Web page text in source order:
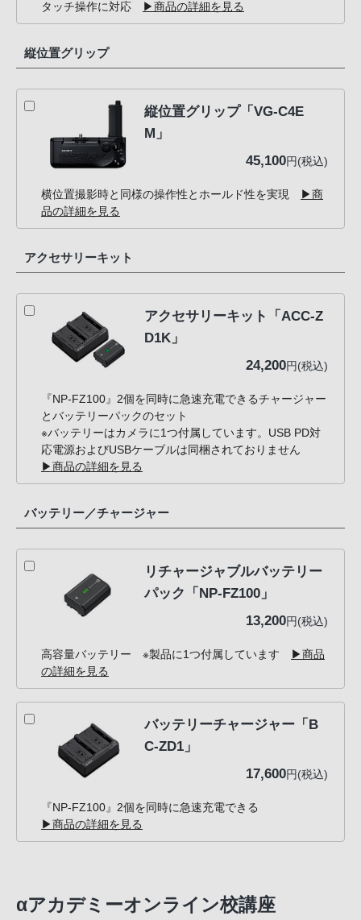
タッチ操作に対応 ▶商品の詳細を見る
縦位置グリップ
縦位置グリップ「VG-C4E
M」
45,100円(税込)
横位置撮影時と同様の操作性とホールド性を実現
▶商
品の詳細を見る
アクセサリーキット
アクセサリーキット「ACC-Z
D1K」
24,200円(税込)
『NP-FZ100』2個を同時に急速充電できるチャージャー
とバッテリーパックのセット
※バッテリーはカメラに1つ付属しています。USB PD対
応電源およびUSBケーブルは同梱されておりません
▶商品の詳細を見る
バッテリー／チャージャー
リチャージャブルバッテリー
パック「NP-FZ100」
13,200円(税込)
高容量バッテリー ※製品に1つ付属しています
▶商品
の詳細を見る
バッテリーチャージャー「B
C-ZD1」
17,600円(税込)
『NP-FZ100』2個を同時に急速充電できる
▶商品の詳細を見る
αアカデミーオンライン校講座